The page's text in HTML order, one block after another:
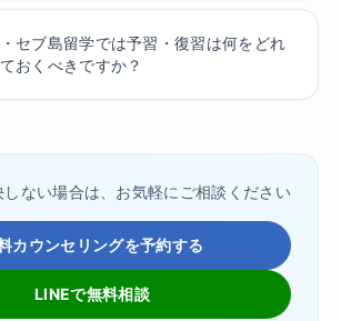
セブ島留学では予習・復習は何をどれ
おくべきですか？
しない場合は、お気軽にご相談ください
カウンセリングを予約する
LINEで無料相談